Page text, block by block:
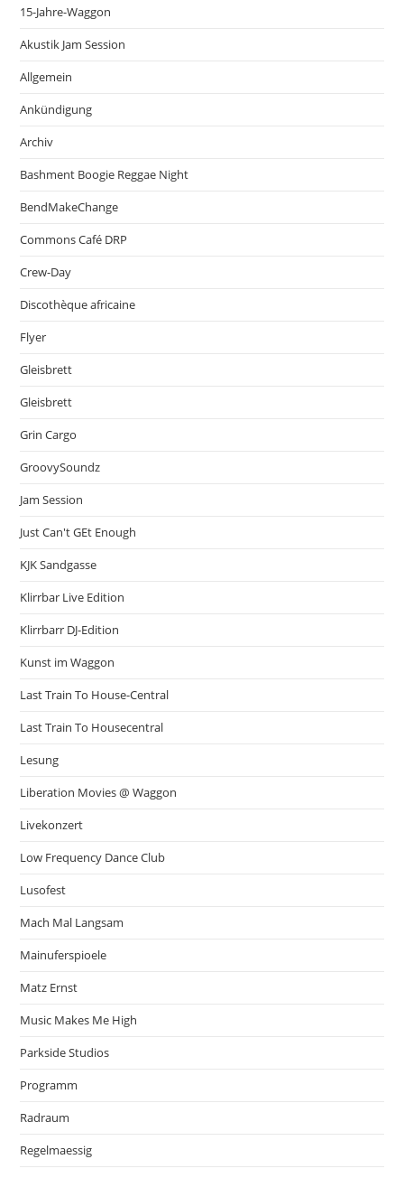
15-Jahre-Waggon
Akustik Jam Session
Allgemein
Ankündigung
Archiv
Bashment Boogie Reggae Night
BendMakeChange
Commons Café DRP
Crew-Day
Discothèque africaine
Flyer
Gleisbrett
Gleisbrett
Grin Cargo
GroovySoundz
Jam Session
Just Can't GEt Enough
KJK Sandgasse
Klirrbar Live Edition
Klirrbarr DJ-Edition
Kunst im Waggon
Last Train To House-Central
Last Train To Housecentral
Lesung
Liberation Movies @ Waggon
Livekonzert
Low Frequency Dance Club
Lusofest
Mach Mal Langsam
Mainuferspioele
Matz Ernst
Music Makes Me High
Parkside Studios
Programm
Radraum
Regelmaessig